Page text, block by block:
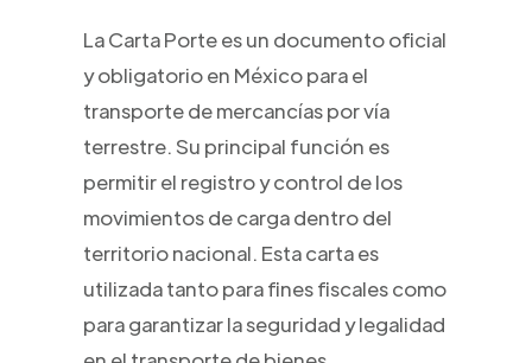
La Carta Porte es un documento oficial
y obligatorio en México para el
transporte de mercancías por vía
terrestre. Su principal función es
permitir el registro y control de los
movimientos de carga dentro del
territorio nacional. Esta carta es
utilizada tanto para fines fiscales como
para garantizar la seguridad y legalidad